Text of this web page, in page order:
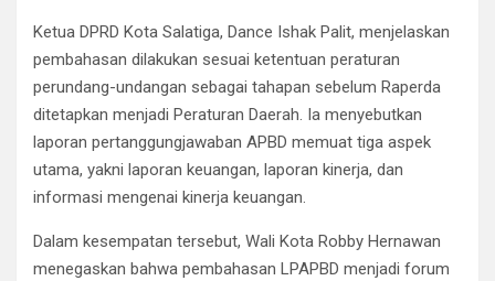
Ketua DPRD Kota Salatiga, Dance Ishak Palit, menjelaskan
pembahasan dilakukan sesuai ketentuan peraturan
perundang-undangan sebagai tahapan sebelum Raperda
ditetapkan menjadi Peraturan Daerah. Ia menyebutkan
laporan pertanggungjawaban APBD memuat tiga aspek
utama, yakni laporan keuangan, laporan kinerja, dan
informasi mengenai kinerja keuangan.
Dalam kesempatan tersebut, Wali Kota Robby Hernawan
menegaskan bahwa pembahasan LPAPBD menjadi forum